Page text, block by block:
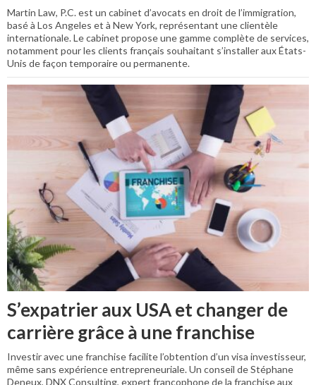
Martin Law, P.C. est un cabinet d’avocats en droit de l’immigration,
basé à Los Angeles et à New York, représentant une clientèle
internationale. Le cabinet propose une gamme complète de services,
notamment pour les clients français souhaitant s’installer aux États-
Unis de façon temporaire ou permanente.
S’expatrier aux USA et changer de
carrière grâce à une franchise
Investir avec une franchise facilite l’obtention d’un visa investisseur,
même sans expérience entrepreneuriale. Un conseil de Stéphane
Deneux, DNX Consulting, expert francophone de la franchise aux